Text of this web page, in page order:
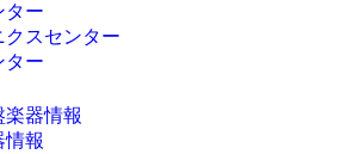
ター
クスセンター
ター
楽器情報
情報